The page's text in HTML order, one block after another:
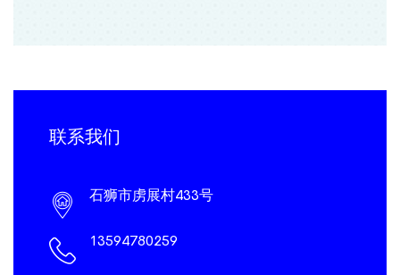
联系我们
石狮市虏展村433号
13594780259